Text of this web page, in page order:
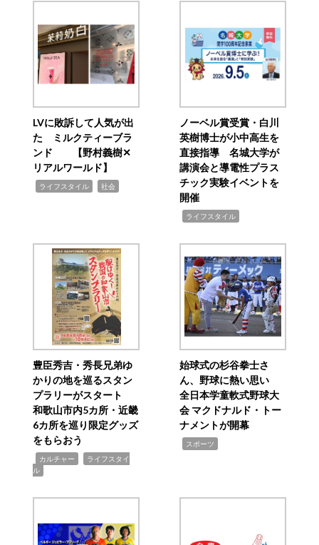
LVに敗訴して人気が出
た ミルクティーブラ
ンド 【野村義樹✕
リアルワールド】
ライフスタイル 社会
ノーベル賞受賞・白川
英樹博士が小中高生を
直接指導 名城大学が
講演会と導電性プラス
チック実験イベントを
開催
ライフスタイル
豊臣秀吉・秀長兄弟ゆ
かりの地を巡るスタン
プラリーがスタート
和歌山市内5カ所・近畿
6カ所を巡り限定グッズ
をもらおう
カルチャー
ライフスタイ
ル
始球式の杉谷拳士さ
ん、野球に熱い思い
全日本学童軟式野球大
会 マクドナルド・トー
ナメントが開幕
スポーツ